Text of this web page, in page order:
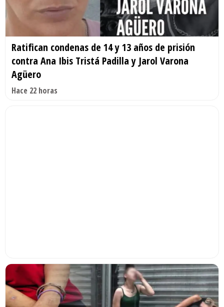
Ratifican condenas de 14 y 13 años de prisión
contra Ana Ibis Tristá Padilla y Jarol Varona
Agüero
Hace 22 horas